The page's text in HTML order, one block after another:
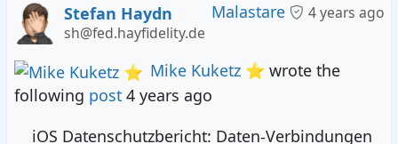
Malastare 4 years ago
Stefan Haydn
sh@fed.hayfidelity.de
Mike Kuketz ⭐ wrote the
following post4 years ago
iOS Datenschutzbericht: Daten-Verbindungen